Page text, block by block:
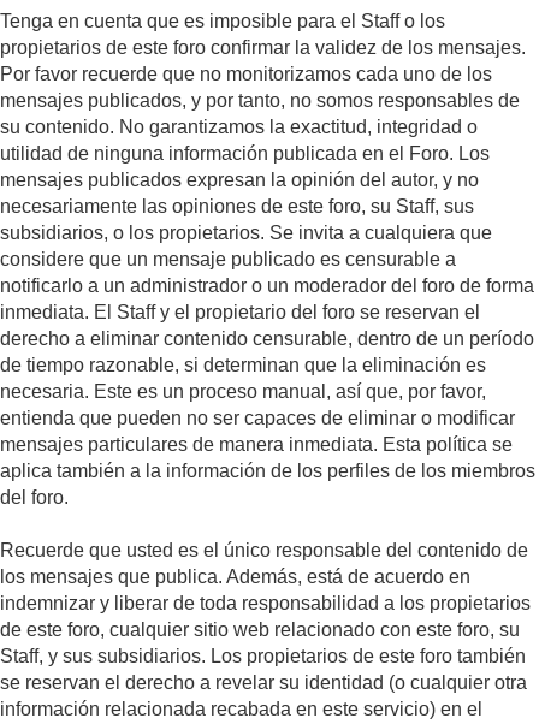
Tenga en cuenta que es imposible para el Staff o los
propietarios de este foro confirmar la validez de los mensajes.
Por favor recuerde que no monitorizamos cada uno de los
mensajes publicados, y por tanto, no somos responsables de
su contenido. No garantizamos la exactitud, integridad o
utilidad de ninguna información publicada en el Foro. Los
mensajes publicados expresan la opinión del autor, y no
necesariamente las opiniones de este foro, su Staff, sus
subsidiarios, o los propietarios. Se invita a cualquiera que
considere que un mensaje publicado es censurable a
notificarlo a un administrador o un moderador del foro de forma
inmediata. El Staff y el propietario del foro se reservan el
derecho a eliminar contenido censurable, dentro de un período
de tiempo razonable, si determinan que la eliminación es
necesaria. Este es un proceso manual, así que, por favor,
entienda que pueden no ser capaces de eliminar o modificar
mensajes particulares de manera inmediata. Esta política se
aplica también a la información de los perfiles de los miembros
del foro.
Recuerde que usted es el único responsable del contenido de
los mensajes que publica. Además, está de acuerdo en
indemnizar y liberar de toda responsabilidad a los propietarios
de este foro, cualquier sitio web relacionado con este foro, su
Staff, y sus subsidiarios. Los propietarios de este foro también
se reservan el derecho a revelar su identidad (o cualquier otra
información relacionada recabada en este servicio) en el